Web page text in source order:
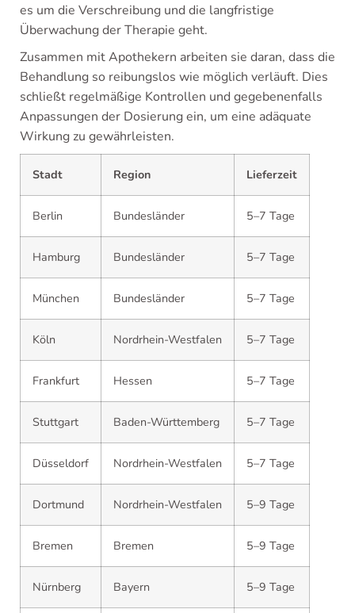
es um die Verschreibung und die langfristige
Überwachung der Therapie geht.
Zusammen mit Apothekern arbeiten sie daran, dass die
Behandlung so reibungslos wie möglich verläuft. Dies
schließt regelmäßige Kontrollen und gegebenenfalls
Anpassungen der Dosierung ein, um eine adäquate
Wirkung zu gewährleisten.
Stadt Region Lieferzeit
Berlin Bundesländer 5–7 Tage
Hamburg Bundesländer 5–7 Tage
München Bundesländer 5–7 Tage
Köln Nordrhein-Westfalen 5–7 Tage
Frankfurt Hessen 5–7 Tage
Stuttgart Baden-Württemberg 5–7 Tage
Düsseldorf Nordrhein-Westfalen 5–7 Tage
Dortmund Nordrhein-Westfalen 5–9 Tage
Bremen Bremen 5–9 Tage
Nürnberg Bayern 5–9 Tage